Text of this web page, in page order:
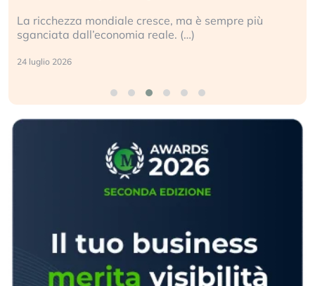
La ricchezza mondiale cresce, ma è sempre più
sganciata dall’economia reale. (…)
24 luglio 2026